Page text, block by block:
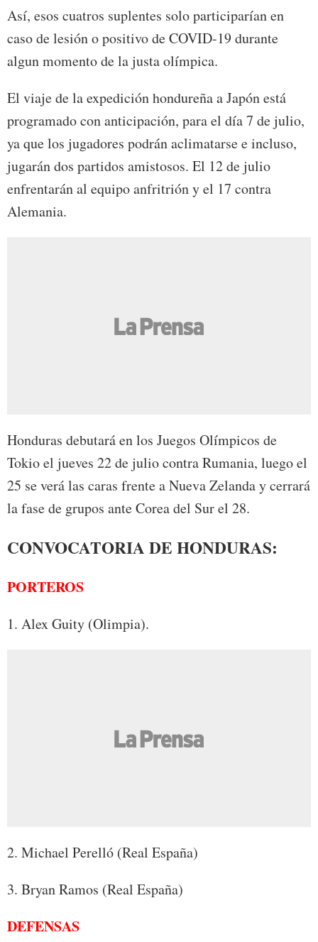
Así, esos cuatros suplentes solo participarían en
caso de lesión o positivo de COVID-19 durante
algun momento de la justa olímpica.
El viaje de la expedición hondureña a Japón está
programado con anticipación, para el día 7 de julio,
ya que los jugadores podrán aclimatarse e incluso,
jugarán dos partidos amistosos. El 12 de julio
enfrentarán al equipo anfritrión y el 17 contra
Alemania.
Honduras debutará en los Juegos Olímpicos de
Tokio el jueves 22 de julio contra Rumania, luego el
25 se verá las caras frente a Nueva Zelanda y cerrará
la fase de grupos ante Corea del Sur el 28.
CONVOCATORIA DE HONDURAS:
PORTEROS
1. Alex Guity (Olimpia).
2. Michael Perelló (Real España)
3. Bryan Ramos (Real España)
DEFENSAS